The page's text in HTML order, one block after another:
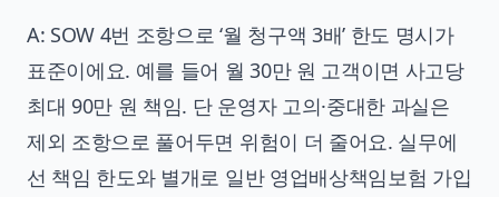
A: SOW 4번 조항으로 ‘월 청구액 3배’ 한도 명시가
표준이에요. 예를 들어 월 30만 원 고객이면 사고당
최대 90만 원 책임. 단 운영자 고의·중대한 과실은
제외 조항으로 풀어두면 위험이 더 줄어요. 실무에
선 책임 한도와 별개로 일반 영업배상책임보험 가입